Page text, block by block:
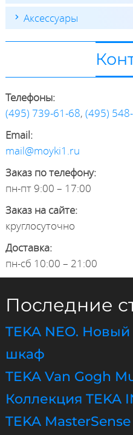
Аксессуары
Телефоны:
(495) 739-61-68, (495)
Email:
mail@moyki1.ru
Заказ по телефону:
пн-пт 9:00 – 17:00
Заказ на сайте:
круглосуточно
Доставка:
пн-сб 10:00 – 21:00
Последние
TEKA NEO.
шкаф
TEKA Van Gogh
Коллекция TEKA
TEKA MasterSense